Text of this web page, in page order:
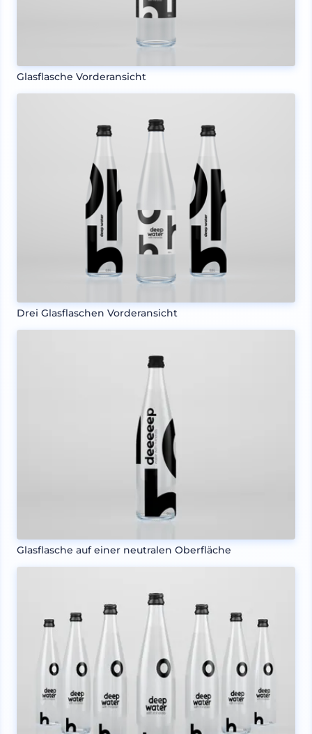
Glasflasche Vorderansicht
Drei Glasflaschen Vorderansicht
Glasflasche auf einer neutralen Oberfläche